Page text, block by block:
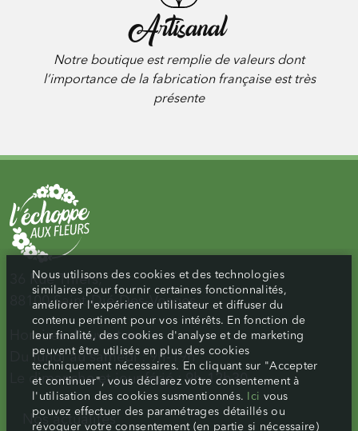
Artisanal
Notre boutique est remplie de valeurs dont
l’importance de la fabrication française est très
présente
36 Rue Thiers,
88100 Saint-Dié-Des-Vosges
Horaires d’ouverture :
Du lundi au samedi : 9h-19h
Le dimanche et jour férié : 9h-12h30
Nos actualités
Nous utilisons des cookies et des technologies
similaires pour fournir certaines fonctionnalités,
améliorer l'expérience utilisateur et diffuser du
contenu pertinent pour vos intérêts. En fonction de
leur finalité, des cookies d'analyse et de marketing
peuvent être utilisés en plus des cookies
techniquement nécessaires. En cliquant sur "Accepter
et continuer", vous déclarez votre consentement à
l'utilisation des cookies susmentionnés.
Ici vous
pouvez effectuer des paramétrages détaillés ou
révoquer votre consentement (en partie si nécessaire)